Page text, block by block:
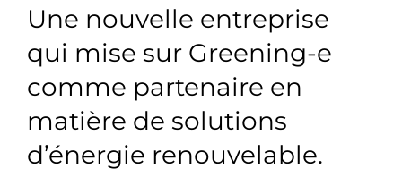
Une nouvelle entreprise
qui mise sur Greening-e
comme partenaire en
matière de solutions
d’énergie renouvelable.